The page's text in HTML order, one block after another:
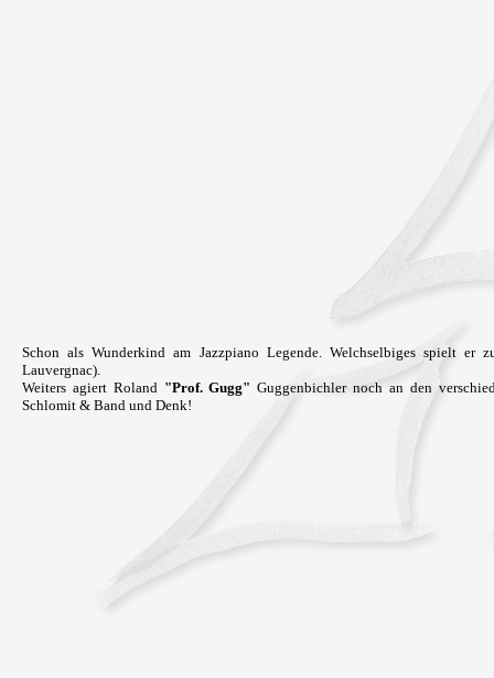
Schon als Wunderkind am Jazzpiano Legende. Welchselbiges spielt er
Lauvergnac).
Weiters agiert Roland "Prof. Gugg" Guggenbichler noch an den
Schlomit & Band und Denk!